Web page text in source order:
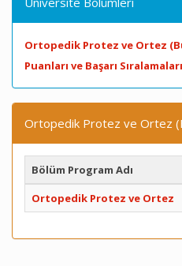
Ortopedik Protez ve Ortez
Puanları ve Başarı Sıralamaları
Ortopedik Protez ve Ortez
Bölüm Program Adı
Ortopedik Protez ve Ortez